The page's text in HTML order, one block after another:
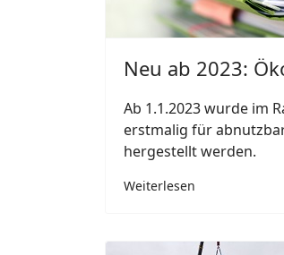
Neu ab 2023:
Ab 1.1.2023 wurde im
erstmalig für
hergestellt werden.
Weiterlesen